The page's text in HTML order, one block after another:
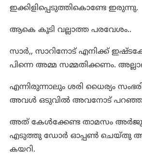
ഇക്കിളിപ്പെടുത്തികൊണ്ടേ ഇരുന്നു.
ആകെ കൂടി വല്ലാത്ത പരവേശം..
സാർ,, സാറിനോട് എനിക്ക്
പിന്നെ അമ്മ സമ്മതിക്കണം.
എന്നിരുന്നാലും ശരി ധൈര്യം
അവൾ ഒടുവിൽ അവനോട്
അത് കേൾക്കേണ്ട താമസം അർജുൻ,
എടുത്തു ഡോർ ഓപ്പൺ ചെയ്തു
കയറി.